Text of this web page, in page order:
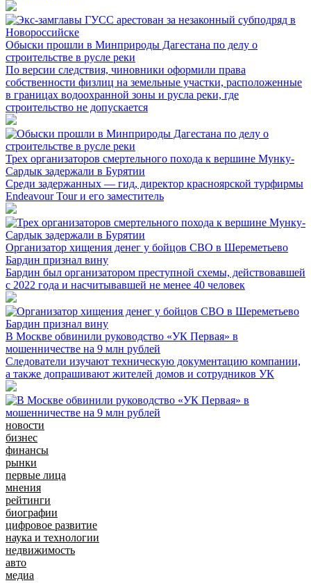
Обыски прошли в Минприроды Дагестана по делу о
строительстве в русле реки
По версии следствия, чиновники оформили права
собственности физлиц на земельные участки, расположенные
в границах водоохранной зоны и русла реки, где
строительство не допускается
Трех организаторов смертельного похода к вершине Мунку-
Сардык задержали в Бурятии
Среди задержанных — гид, директор красноярской турфирмы
Endeavour Tour и его заместитель
Организатор хищения денег у бойцов СВО в Шереметьево
Бардин признал вину
Бардин был организатором преступной схемы, действовавшей
с 2022 года и насчитывавшей не менее 40 человек
В Москве обвинили руководство «УК Первая» в
мошенничестве на 9 млн рублей
Следователи изучают техническую документацию компании,
а также допрашивают жителей домов и сотрудников УК
новости
бизнес
финансы
рынки
первые лица
мнения
рейтинги
биографии
цифровое развитие
наука и технологии
недвижимость
авто
медиа